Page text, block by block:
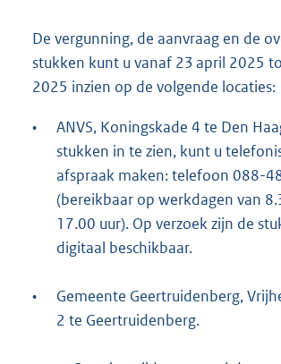
De vergunning, de aanvraag en de
stukken kunt u vanaf 23 april 2025
2025 inzien op de volgende locaties:
•
ANVS, Koningskade 4 te Den
stukken in te zien, kunt u
afspraak maken: telefoon 088-
(bereikbaar op werkdagen van
17.00 uur). Op verzoek zijn de
digitaal beschikbaar.
•
Gemeente Geertruidenberg,
2 te Geertruidenberg.